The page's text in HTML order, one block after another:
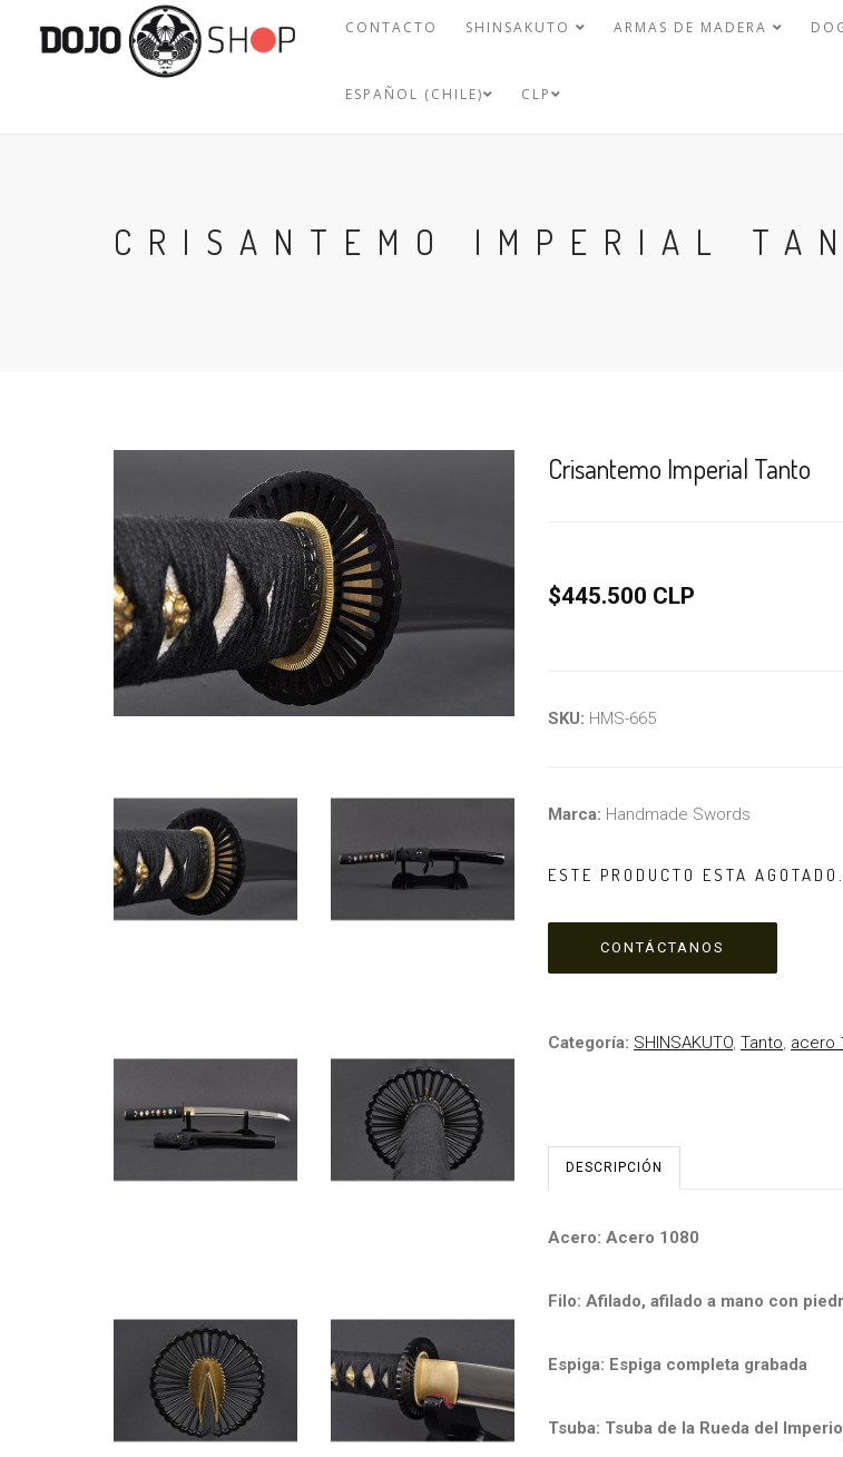
CONTACTO SHINSAKUTO ARMAS DE MADERA
ESPAÑOL (CHILE) CLP
CRISANTEMO IMPERIAL
Crisantemo Imperial Tanto
$445.500 CLP
SKU: HMS-665
Marca: Handmade Swords
ESTE PRODUCTO ESTA
CONTÁCTANOS
Categoría: SHINSAKUTO, Tanto, acero
DESCRIPCIÓN
Acero: Acero 1080
Filo: Afilado, afilado a mano con
Espiga: Espiga completa grabada
Tsuba: Tsuba de la Rueda del